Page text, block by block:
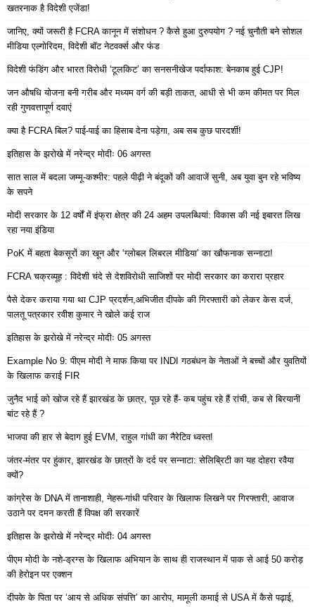
खतरनाक है विदेशी एजेंडा!
जानिए, क्यों जरूरी है FCRA कानून में संशोधन ? कैसे हुआ दुरुपयोग ? नई चुनौती बने सोशल
मीडिया एल्गोरिदम, विदेशी बॉट नेटवर्क्स और फंड
विदेशी फंडिंग और भारत विरोधी ‘टूलकिट’ का सनसनीखेज पर्दाफाश: बेनकाब हुई CJP!
जन औषधि योजना बनी गरीब और मध्यम वर्ग की बड़ी ताकत, आधी से भी कम कीमत पर मिल
रही गुणवत्तापूर्ण दवाएं
क्या है FCRA बिल? पाई-पाई का हिसाब देना पड़ेगा, अब सब कुछ पारदर्शी!
इतिहास के झरोखे में नरेन्द्र मोदीः 06 अगस्त
सात साल में बदला जम्मू-कश्मीर: पहले पीढ़ी ने बंदूकों की आवाजें सुनी, अब युवा बुन रहे भविष्य
के सपने
मोदी सरकार के 12 वर्षों में इंफ्रा क्षेत्र की 24 अहम उपलब्धियां: विकास की नई इबारत लिख
रहा नया इंडिया
PoK में बहता बेकसूरों का खून और ‘ग्लोबल लिबरल मीडिया’ का खौफनाक सन्नाटा!
FCRA चक्रव्यूह : विदेशी चंदे से देशविरोधी साजिशों पर मोदी सरकार का करारा प्रहार
पैसे देकर कराया गया था CJP प्रदर्शन,अभिजीत दीपके की गिरफ्तारी को लेकर केस दर्ज,
पालतू पत्रकार रवीश कुमार ने खोले कई राज
इतिहास के झरोखे में नरेन्द्र मोदीः 05 अगस्त
Example No 9: पीएम मोदी ने माफ किया पर INDI गठबंधन के नेताओं ने बच्चों और युवतियों
के खिलाफ कराई FIR
जुनैद भाई को खोज रहे हैं झारखंड के छात्र, पूछ रहे हैं- कब पहुंच रहे हैं रांची, कब से बिरयानी
बांट रहे हैं ?
भाजपा की हार से बेदाग हुई EVM, राहुल गांधी का नैरेटिव ध्वस्त!
जंतर-मंतर पर हुंकार, झारखंड के छात्रों के दर्द पर सन्नाटा: सेलिब्रिटी का यह दोहरा रवैया
क्यों?
कांग्रेस के DNA में तानाशाही, नेहरू-गांधी परिवार के खिलाफ लिखने पर गिरफ्तारी, आवाज
उठाने पर दमन करती हैं विपक्ष की सरकारें
इतिहास के झरोखे में नरेन्द्र मोदीः 04 अगस्त
पीएम मोदी के नशे-ड्रग्स के खिलाफ अभियान के साथ ही राजस्थान में पाक से आई 50 करोड़
की हेरोइन पर एक्शन
दीपके के पिता पर ‘आय से अधिक संपत्ति’ का आरोप, मामूली कमाई से USA में कैसे पढ़ाई,